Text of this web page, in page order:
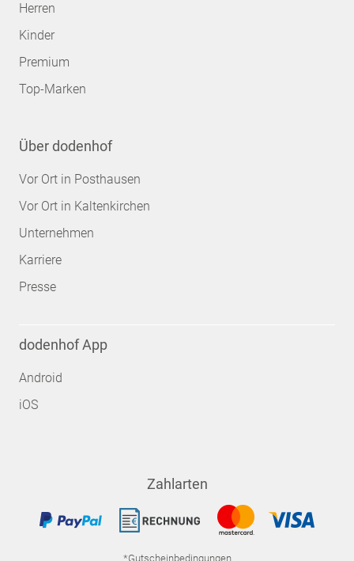
Herren
Kinder
Premium
Top-Marken
Über dodenhof
Vor Ort in Posthausen
Vor Ort in Kaltenkirchen
Unternehmen
Karriere
Presse
dodenhof App
Android
iOS
Zahlarten
*Gutscheinbedingungen